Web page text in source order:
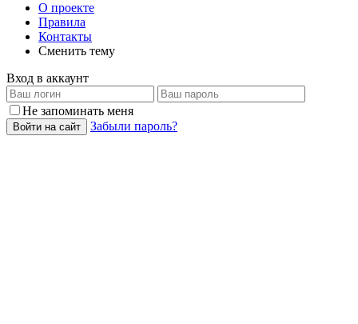
О проекте
Правила
Контакты
Сменить тему
Вход в аккаунт
Не запоминать меня
Войти на сайт Забыли пароль?